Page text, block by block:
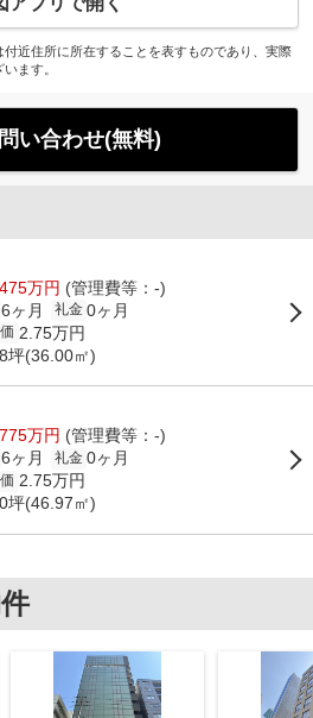
近住所に所在することを表すものであり、実際
ます。
い合わせ(無料)
万円 (管理費等：-)
6ヶ月 礼金 0ヶ月
2.75万円
坪(36.00㎡)
万円 (管理費等：-)
6ヶ月 礼金 0ヶ月
2.75万円
坪(46.97㎡)